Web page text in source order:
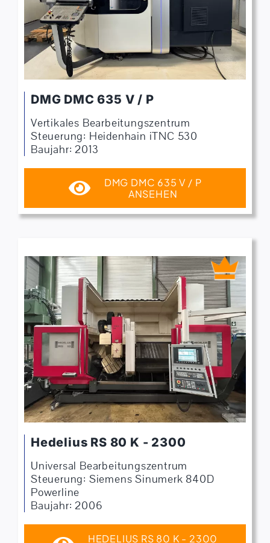
DMG DMC 635 V / P
Vertikales Bearbeitungszentrum
Steuerung: Heidenhain iTNC 530
Baujahr: 2013
DMG DMC 635 V / P
ANSEHEN
Hedelius RS 80 K - 2300
Universal Bearbeitungszentrum
Steuerung: Siemens Sinumerk 840D
Powerline
Baujahr: 2006
HEDELIUS RS 80 K - 2300